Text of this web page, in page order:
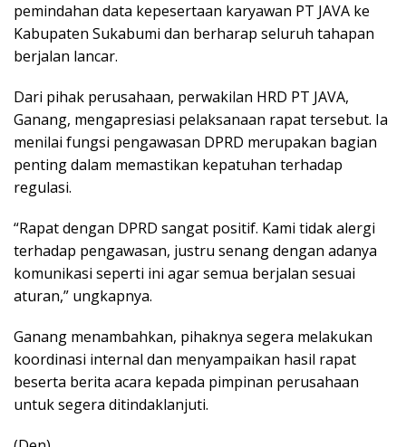
pemindahan data kepesertaan karyawan PT JAVA ke
Kabupaten Sukabumi dan berharap seluruh tahapan
berjalan lancar.
Dari pihak perusahaan, perwakilan HRD PT JAVA,
Ganang, mengapresiasi pelaksanaan rapat tersebut. Ia
menilai fungsi pengawasan DPRD merupakan bagian
penting dalam memastikan kepatuhan terhadap
regulasi.
“Rapat dengan DPRD sangat positif. Kami tidak alergi
terhadap pengawasan, justru senang dengan adanya
komunikasi seperti ini agar semua berjalan sesuai
aturan,” ungkapnya.
Ganang menambahkan, pihaknya segera melakukan
koordinasi internal dan menyampaikan hasil rapat
beserta berita acara kepada pimpinan perusahaan
untuk segera ditindaklanjuti.